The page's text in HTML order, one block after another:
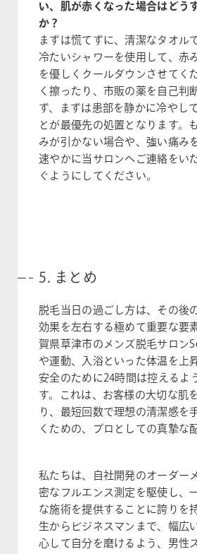
い、肌が赤くなった場合はどう
か？
まずは慌てずに、清潔なタオル
冷たいシャワーを使用して、赤
を優しくクールダウンさせてく
く擦ったり、市販の薬を自己判
ず、まずは患部を静かに冷やし
とが最優先の処置となります。
みが引かない場合や、強い痛み
速やかに当サロンへご連絡をい
ぐようにしてください。
5. まとめ
脱毛当日の過ごし方は、その後
効果を左右する極めて重要な要
賀県草津市のメンズ脱毛サロン
や運動、入浴といった体温を上
安全のために24時間は控えるよ
す。これは、お客様の大切な肌
り、最短回数で理想の清潔感を
くための、プロとしての真摯な
私たちは、自社開発のオーダー
密なフルエンス測定を駆使し、
な施術を提供することに誇りを
生からビジネスマンまで、幅広
心して自分を磨けるよう、男性